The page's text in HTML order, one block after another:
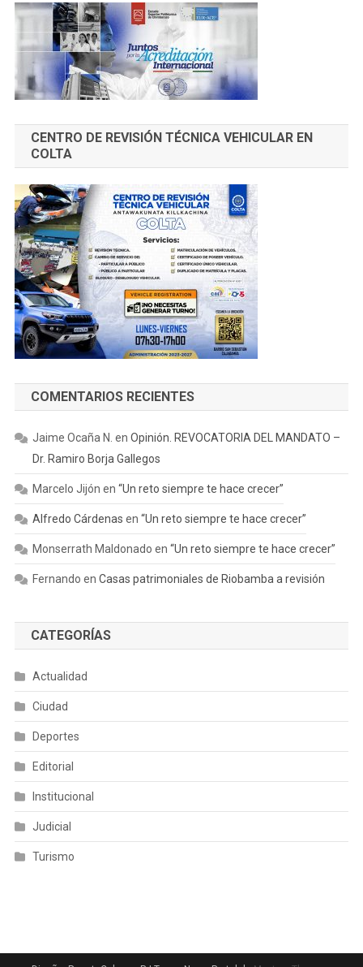
CENTRO DE REVISIÓN TÉCNICA VEHICULAR EN
COLTA
COMENTARIOS RECIENTES
Jaime Ocaña N. en Opinión. REVOCATORIA DEL MANDATO –
Dr. Ramiro Borja Gallegos
Marcelo Jijón en “Un reto siempre te hace crecer”
Alfredo Cárdenas en “Un reto siempre te hace crecer”
Monserrath Maldonado en “Un reto siempre te hace crecer”
Fernando en Casas patrimoniales de Riobamba a revisión
CATEGORÍAS
Actualidad
Ciudad
Deportes
Editorial
Institucional
Judicial
Turismo